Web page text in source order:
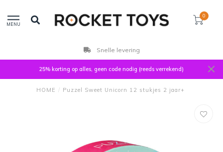
MENU
0
Snelle levering
25% korting op alles, geen code nodig (reeds verrekend)
HOME / Puzzel Sweet Unicorn 12 stukjes 2 jaar+